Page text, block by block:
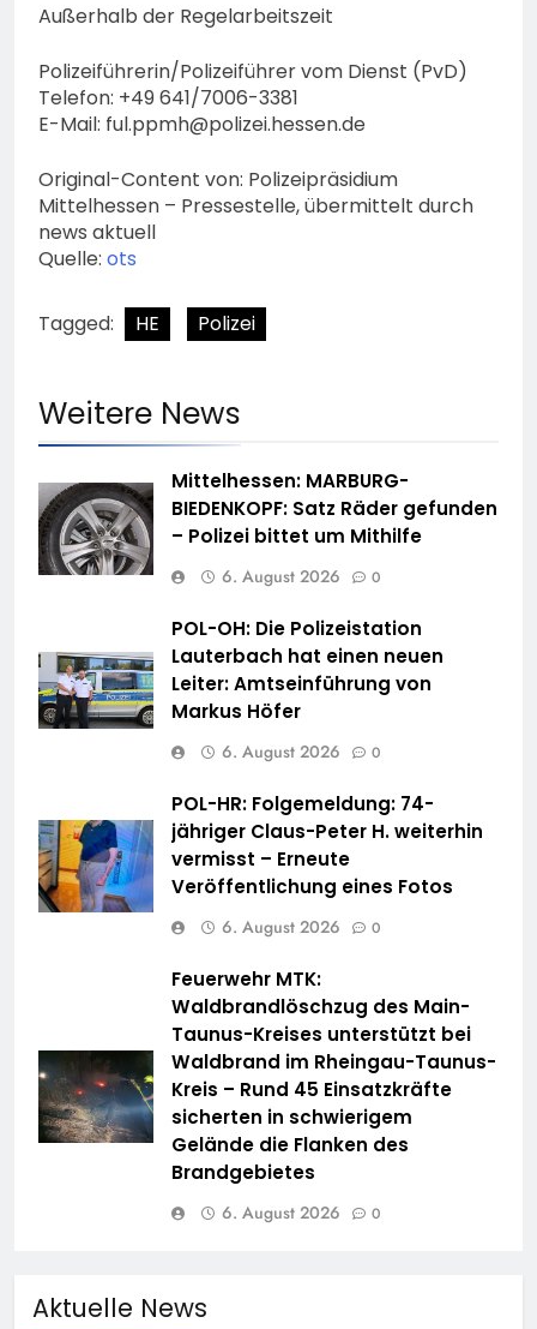
Außerhalb der Regelarbeitszeit
Polizeiführerin/Polizeiführer vom Dienst (PvD)
Telefon: +49 641/7006-3381
E-Mail: ful.ppmh@polizei.hessen.de
Original-Content von: Polizeipräsidium
Mittelhessen – Pressestelle, übermittelt durch
news aktuell
Quelle: ots
Tagged: HE Polizei
Weitere News
Mittelhessen: MARBURG-
BIEDENKOPF: Satz Räder gefunden
– Polizei bittet um Mithilfe
6. August 2026 0
POL-OH: Die Polizeistation
Lauterbach hat einen neuen
Leiter: Amtseinführung von
Markus Höfer
6. August 2026 0
POL-HR: Folgemeldung: 74-
jähriger Claus-Peter H. weiterhin
vermisst – Erneute
Veröffentlichung eines Fotos
6. August 2026 0
Feuerwehr MTK:
Waldbrandlöschzug des Main-
Taunus-Kreises unterstützt bei
Waldbrand im Rheingau-Taunus-
Kreis – Rund 45 Einsatzkräfte
sicherten in schwierigem
Gelände die Flanken des
Brandgebietes
6. August 2026 0
Aktuelle News